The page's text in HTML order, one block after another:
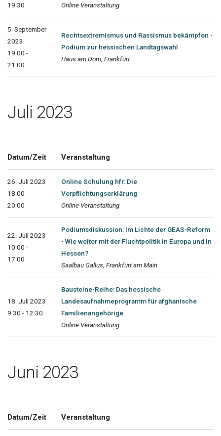
19:30
Online Veranstaltung
5. September
2023
19:00 -
21:00
Rechtsextremismus und Rassismus bekämpfen -
Podium zur hessischen Landtagswahl
Haus am Dom, Frankfurt
Juli 2023
Datum/Zeit Veranstaltung
26. Juli 2023
18:00 -
20:00
Online Schulung hfr: Die
Verpflichtungserklärung
Online Veranstaltung
22. Juli 2023
10:00 -
17:00
Podiumsdiskussion: Im Lichte der GEAS-Reform
- Wie weiter mit der Fluchtpolitik in Europa und in
Hessen?
Saalbau Gallus, Frankfurt am Main
18. Juli 2023
9:30 - 12:30
Bausteine-Reihe: Das hessische
Landesaufnahmeprogramm für afghanische
Familienangehörige
Online Veranstaltung
Juni 2023
Datum/Zeit Veranstaltung